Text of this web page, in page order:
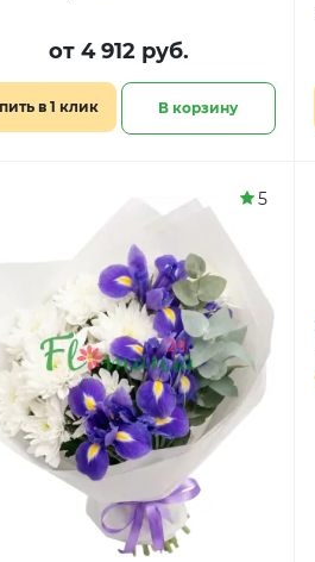
от 4 912 руб.
в 1 клик В корзину
5